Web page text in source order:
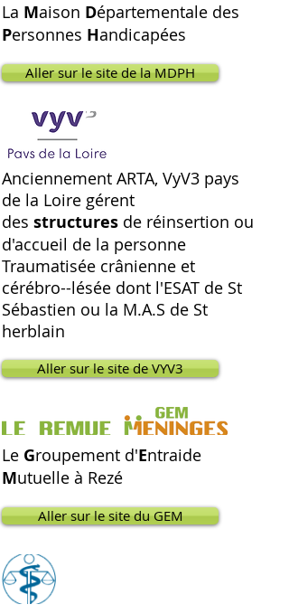
La Maison Départementale des
Personnes Handicapées
Aller sur le site de la MDPH
Anciennement ARTA, VyV3 pays
de la Loire gérent
des structures de réinsertion ou
d'accueil de la personne
Traumatisée crânienne et
cérébro--lésée dont l'ESAT de St
Sébastien ou la M.A.S de St
herblain
Aller sur le site de VYV3
Le Groupement d'Entraide
Mutuelle à Rezé
Aller sur le site du GEM